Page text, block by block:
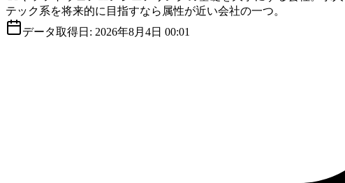
テック系を将来的に目指すなら属性が近い会社の一つ。
データ取得日: 2026年8月4日 00:01